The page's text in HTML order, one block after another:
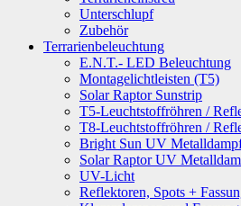
Unterschlupf
Zubehör
Terrarienbeleuchtung
E.N.T.- LED Beleuchtung
Montagelichtleisten (T5)
Solar Raptor Sunstrip
T5-Leuchtstoffröhren /
T8-Leuchtstoffröhren /
Bright Sun UV
Solar Raptor UV
UV-Licht
Reflektoren, Spots +